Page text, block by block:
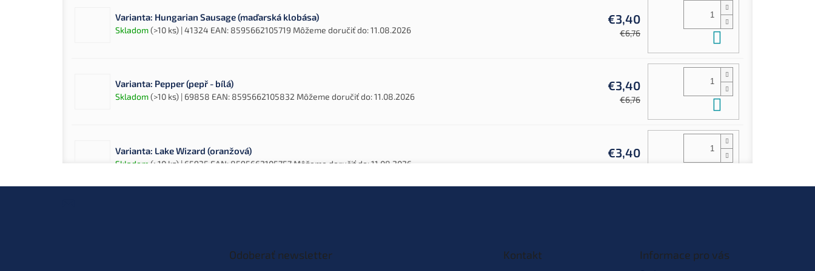
Varianta: Hungarian Sausage (maďarská klobása)
Skladom(>10 ks) | 41324 EAN: 8595662105719 Môžeme doručiť do:11.08.2026
€3,40
€6,76
Varianta: Pepper (pepř - bílá)
Skladom(>10 ks) | 69858 EAN: 8595662105832 Môžeme doručiť do:11.08.2026
€3,40
€6,76
Varianta: Lake Wizard (oranžová)
Skladom (>10 ks) | 65935 EAN: 8595662105757 Môžeme doručiť do:11.08.2026
€3,40
Odoberať newsletter Kontakt Informace pro vás